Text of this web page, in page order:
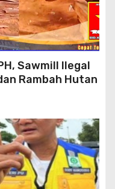
Sawmill Ilegal
Rambah Hutan